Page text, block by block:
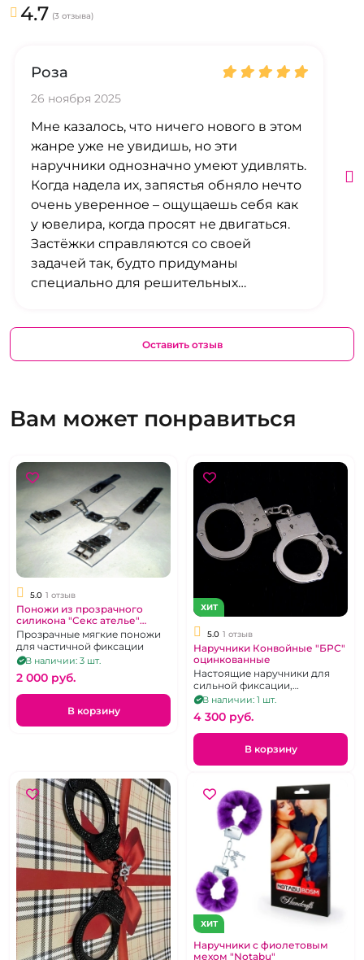
4.7 (3 отзыва)
Роза
26 ноября 2025
Мне казалось, что ничего нового в этом
жанре уже не увидишь, но эти
наручники однозначно умеют удивлять.
Когда надела их, запястья обняло нечто
очень уверенное – ощущаешь себя как
у ювелира, когда просят не двигаться.
Застёжки справляются со своей
задачей так, будто придуманы
специально для решительных
вспоминали их с лёгкой усмешкой.
Оставить отзыв
Вам может понравиться
5.0 1 отзыв
Поножи из прозрачного
силикона "Секс ателье"
Michelle
Прозрачные мягкие поножи
для частичной фиксации
В наличии: 3 шт.
2 000 pуб.
В корзину
ХИТ
5.0 1 отзыв
Наручники Конвойные "БРС"
оцинкованные
Настоящие наручники для
сильной фиксации,
серебристого цвета
В наличии: 1 шт.
4 300 pуб.
В корзину
ХИТ
Наручники с фиолетовым
мехом "Notabu"